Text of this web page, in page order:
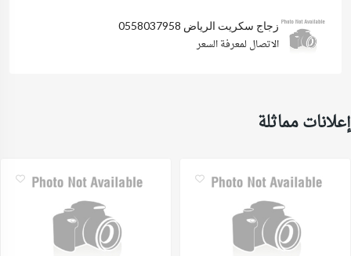
زجاج سكريت الرياض 0558037958
الاتصال لمعرفة السعر
إعلانات مماثلة